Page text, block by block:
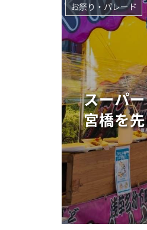
スーパ
宮橋を
お祭り・パレード